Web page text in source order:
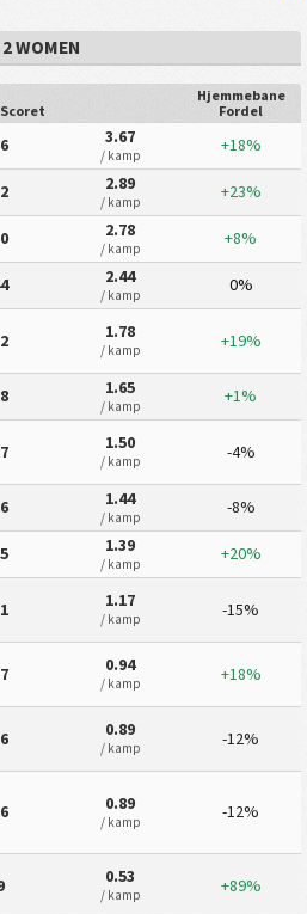
WOMEN
Hjemmebane
Fordel
3.67
/ kamp +18%
2.89
/ kamp +23%
2.78
/ kamp +8%
2.44
/ kamp 0%
1.78
/ kamp +19%
1.65
/ kamp +1%
1.50
/ kamp -4%
1.44
/ kamp -8%
1.39
/ kamp +20%
1.17
/ kamp -15%
0.94
/ kamp +18%
0.89
/ kamp -12%
0.89
/ kamp -12%
0.53
/ kamp +89%